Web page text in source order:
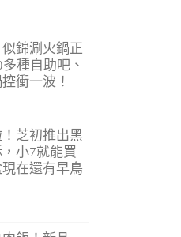
錦涮火鍋正
種自助吧、
衝一波！
芝初推出黑
小7就能買
在還有早鳥